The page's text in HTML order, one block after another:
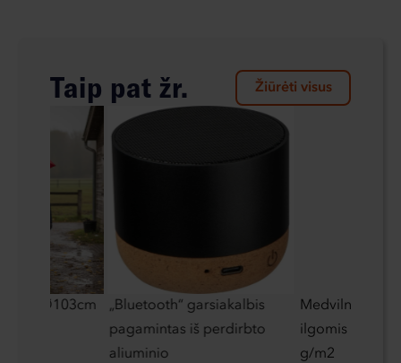
Taip pat žr. Žiūrėti visus
Ø103cm
„Bluetooth“ garsiakalbis
pagamintas iš perdirbto
aliuminio
Medvilninis
ilgomis
g/m2